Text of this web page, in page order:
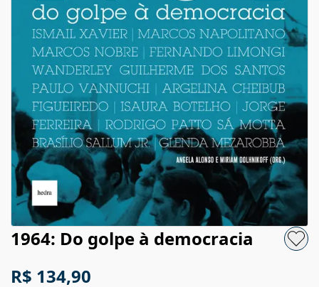
1964: Do golpe à democracia
R$ 134,90